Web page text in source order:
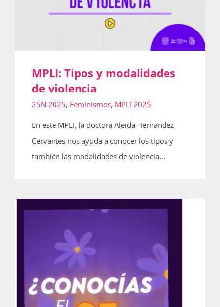
La Boletina
Súmate
Bienvenida generación 2027-1
MPLI: Tipos y modalidades
de violencia
25N 2025, Feminismos, MPLI 2025
En este MPLI, la doctora Aleida Hernández
Cervantes nos ayuda a conocer los tipos y
también las modalidades de violencia...